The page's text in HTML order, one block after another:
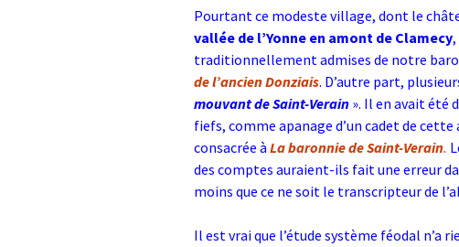
Pourtant ce modeste village, dont le
vallée de l’Yonne en amont de Clamecy
traditionnellement admises de notre
de l’ancien Donziais. D’autre part,
mouvant de Saint-Verain ». Il en avait été
fiefs, comme apanage d’un cadet de
consacrée à La baronnie de Saint-Verain.
des comptes auraient-ils fait une erreur
moins que ce ne soit le transcripteur de
Il est vrai que l’étude système féodal n’a